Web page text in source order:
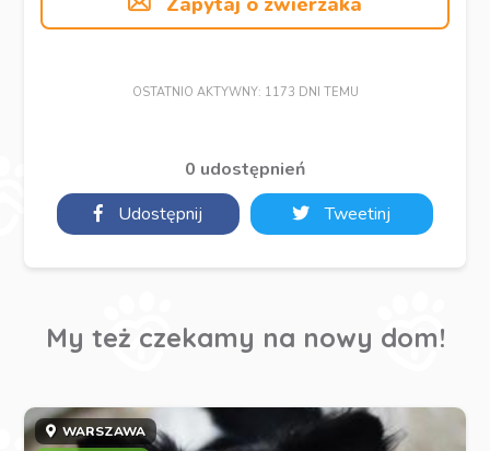
OSTATNIO AKTYWNY: 1173 DNI TEMU
0 udostępnień
Udostępnij
Tweetinj
My też czekamy na nowy dom!
WARSZAWA